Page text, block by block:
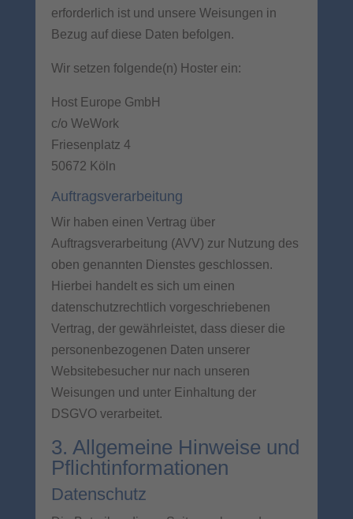
erforderlich ist und unsere Weisungen in
Bezug auf diese Daten befolgen.
Wir setzen folgende(n) Hoster ein:
Host Europe GmbH
c/o WeWork
Friesenplatz 4
50672 Köln
Auftragsverarbeitung
Wir haben einen Vertrag über
Auftragsverarbeitung (AVV) zur Nutzung des
oben genannten Dienstes geschlossen.
Hierbei handelt es sich um einen
datenschutzrechtlich vorgeschriebenen
Vertrag, der gewährleistet, dass dieser die
personenbezogenen Daten unserer
Websitebesucher nur nach unseren
Weisungen und unter Einhaltung der
DSGVO verarbeitet.
3. Allgemeine Hinweise und
Pflicht­informationen
Datenschutz